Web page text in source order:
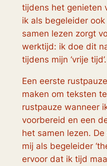
tijdens het genieten
ik als begeleider
samen lezen zorgt
werktijd: ik doe dit
tijdens mijn ‘vrije tijd’.
Een eerste
maken om teksten
rustpauze wanneer
voorbereid en een
het samen lezen.
mij als begeleider
ervoor dat ik tijd